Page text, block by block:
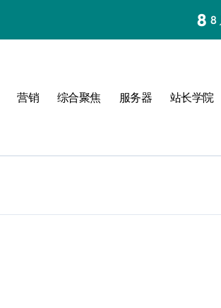
8 8
营销 综合聚焦 服务器 站长学院